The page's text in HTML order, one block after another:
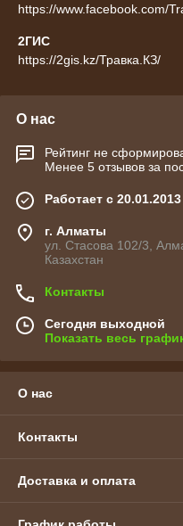
https://www.facebook.com/
2ГИС
https://2gis.kz/Травка.КЗ/
О нас
Рейтинг не
Менее 5 отзывов за
Работает с 20.01.2013
г. Алматы
ул. Стасова 102/3,
Казахстан
Контакты
Сегодня выходной
Показать весь
О нас
Контакты
Доставка и оплата